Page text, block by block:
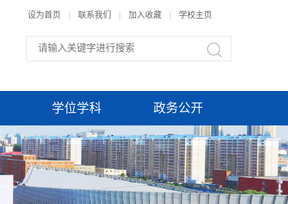
设为首页 联系我们 加入收藏 学校主页
学位学科 政务公开